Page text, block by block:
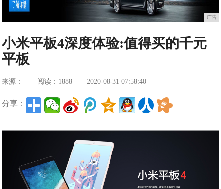
广告
小米平板4深度体验:值得买的千元
平板
来源： 阅读：1888 2020-08-31 07:58:40
分享：